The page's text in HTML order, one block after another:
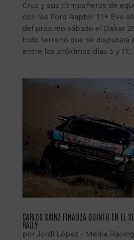
Cruz y sus compañeros de
con los Ford Raptor T1+ Evo
del próximo sábado el Dakar
todo terreno que se disputará
entre los próximos días 3 y 17...
CARLOS SAINZ FINALIZA QUINTO EN EL
RALLY
por Jordi López - Media Racing